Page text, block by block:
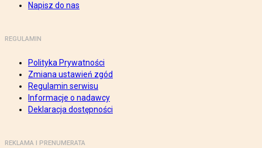
Napisz do nas
REGULAMIN
Polityka Prywatności
Zmiana ustawień zgód
Regulamin serwisu
Informacje o nadawcy
Deklaracja dostępności
REKLAMA I PRENUMERATA